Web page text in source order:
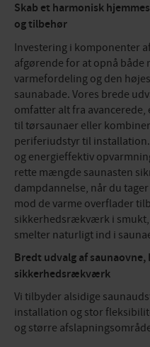
Skab et harmonisk
og tilbehør
Investering i komponenter
afgørende for at opnå både
varmefordeling og den
saunabade. Vores brede
omfatter alt fra
til tørsaunaer eller
periferiudstyr til
og energieffektiv
rette mængde saunasten
dampdannelse, når du
mod de varme overflader
sikkerhedsrækværk i
smelter naturligt ind i
Bredt udvalg af
sikkerhedsrækværk
Vi tilbyder alsidige
installation og stor
og større